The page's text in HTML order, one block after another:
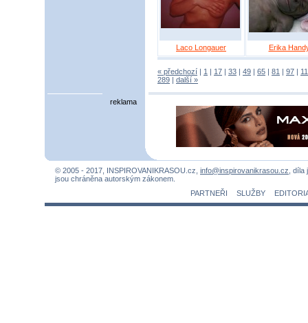
Laco Longauer Erika
« předchozí 1 17 33 49 65 81 97
289
další »
reklama
© 2005 - 2017, INSPIROVANIKRASOU.cz, info@inspirovanikrasou.cz, díla
jsou chráněna autorským zákonem.
PARTNEŘI
SLUŽBY